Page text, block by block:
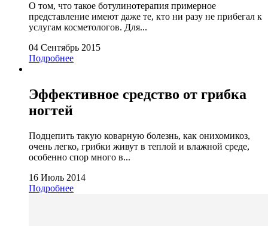
О том, что такое ботулинотерапия примерное
представление имеют даже те, кто ни разу не прибегал к
услугам косметологов. Для...
04 Сентябрь 2015
Подробнее
Эффективное средство от грибка
ногтей
Подцепить такую коварную болезнь, как онихомикоз,
очень легко, грибки живут в теплой и влажной среде,
особенно спор много в...
16 Июль 2014
Подробнее